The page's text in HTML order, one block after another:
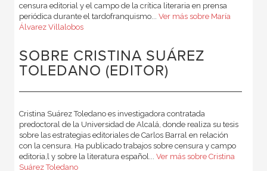
censura editorial y el campo de la crítica literaria en prensa
periódica durante el tardofranquismo... Ver más sobre María
Álvarez Villalobos
SOBRE CRISTINA SUÁREZ
TOLEDANO (EDITOR)
Cristina Suárez Toledano es investigadora contratada
predoctoral de la Universidad de Alcalá, donde realiza su tesis
sobre las estrategias editoriales de Carlos Barral en relación
con la censura. Ha publicado trabajos sobre censura y campo
editoria,l y sobre la literatura español... Ver más sobre Cristina
Suárez Toledano